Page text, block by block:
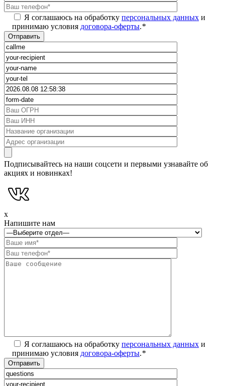
Я соглашаюсь на обработку персональных данных и
принимаю условия договора-оферты.*
Подписывайтесь на наши соцсети и первыми узнавайте об
акциях и новинках!
x
Напишите нам
Я соглашаюсь на обработку персональных данных и
принимаю условия договора-оферты.*